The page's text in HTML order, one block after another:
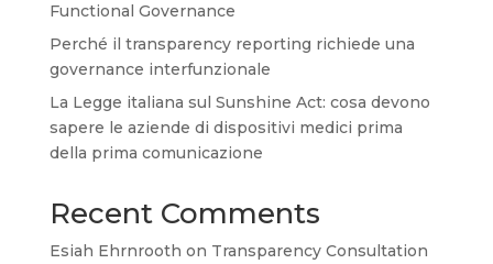
Functional Governance
Perché il transparency reporting richiede una
governance interfunzionale
La Legge italiana sul Sunshine Act: cosa devono
sapere le aziende di dispositivi medici prima
della prima comunicazione
Recent Comments
Esiah Ehrnrooth on Transparency Consultation